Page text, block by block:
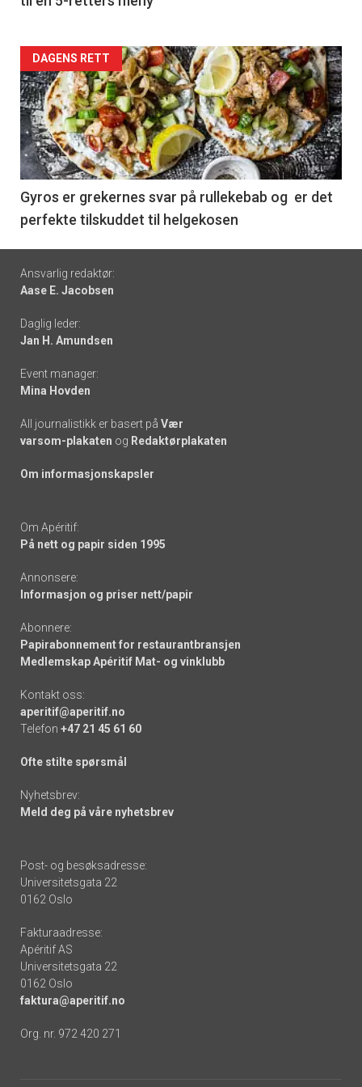
Forsiden
akkurat
nå
-
6
DAGENS RETT
Gyros er grekernes svar på rullekebab og er det
perfekte tilskuddet til helgekosen
Footer
-
links
Ansvarlig redaktør:
Aase E. Jacobsen
Daglig leder:
Jan H. Amundsen
Event manager:
Mina Hovden
All journalistikk er basert på Vær
varsom-plakaten og Redaktørplakaten
Om informasjonskapsler
Om Apéritif:
På nett og papir siden 1995
Annonsere:
Informasjon og priser nett/papir
Abonnere:
Papirabonnement for restaurantbransjen
Medlemskap Apéritif Mat- og vinklubb
Kontakt oss:
aperitif@aperitif.no
Telefon +47 21 45 61 60
Ofte stilte spørsmål
Nyhetsbrev:
Meld deg på våre nyhetsbrev
Post- og besøksadresse:
Universitetsgata 22
0162 Oslo
Fakturaadresse:
Apéritif AS
Universitetsgata 22
0162 Oslo
faktura@aperitif.no
Org. nr. 972 420 271